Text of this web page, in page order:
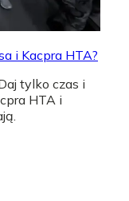
i Kacpra HTA?
tylko czas i
HTA i